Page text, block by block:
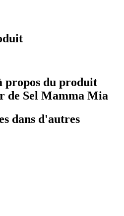
propos du produit
de Sel Mamma Mia
dans d'autres